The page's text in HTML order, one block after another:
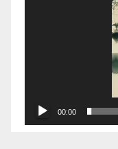
00:00